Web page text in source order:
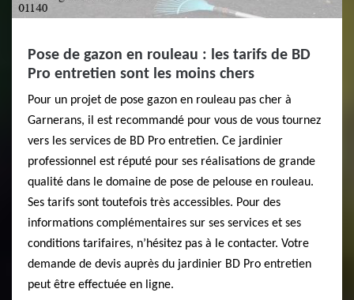
Pose de gazon en rouleau : les tarifs de BD
Pro entretien sont les moins chers
Pour un projet de pose gazon en rouleau pas cher à
Garnerans, il est recommandé pour vous de vous tournez
vers les services de BD Pro entretien. Ce jardinier
professionnel est réputé pour ses réalisations de grande
qualité dans le domaine de pose de pelouse en rouleau.
Ses tarifs sont toutefois très accessibles. Pour des
informations complémentaires sur ses services et ses
conditions tarifaires, n’hésitez pas à le contacter. Votre
demande de devis auprès du jardinier BD Pro entretien
peut être effectuée en ligne.